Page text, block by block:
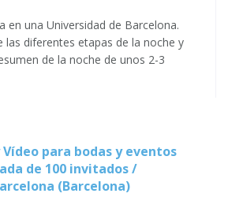
en una Universidad de Barcelona.
diferentes etapas de la noche y
de la noche de unos 2-3
para bodas y eventos
de 100 invitados /
(Barcelona)